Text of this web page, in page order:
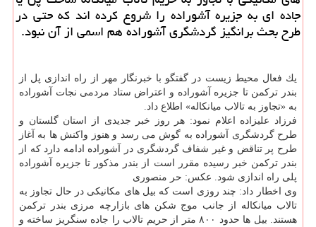
جاده ای به جزیره آشوراده را شروع كرده اند كه حتی در
طرح بحث برانگیز گردشگری آشوراده هم اسمی از آن نبود.
یك فعال محیط زیست در گفتگو با خبرنگار مهر از راه اندازی پل از
بندر تركمن تا جزیره آشوراده و اعتراض ستاد مردمی نجات آشوراده
به «تجاوز به تالاب میانكاله» اطلاع داد.
فرزاد علیزاده اعلام نمود: هر روز خبر جدیدی از استان گلستان و
طرح گردشگری آشوراده به گوش می رسد و هنوز واكنش ها به آغاز
طرح پر تناقض و غیر شفاف گردشگری در آشوراده ادامه دارد كه از
بندر تركمن خبر رسیده مقرر است از بندر مذكور تا جزیره آشوراده
پلی راه اندازی شود. عكس: حر منصوری
وی اخطار داد: چند روزی است كه بیل های مكانیكی در حال تجاوز به
تالاب میانكاله از جانب موج شكن های بازارچه مرزی بندر تركمن
هستند. بیل ها حدود ۸۰۰ متر از حریم تالاب را جاده سنگریز ساخته و